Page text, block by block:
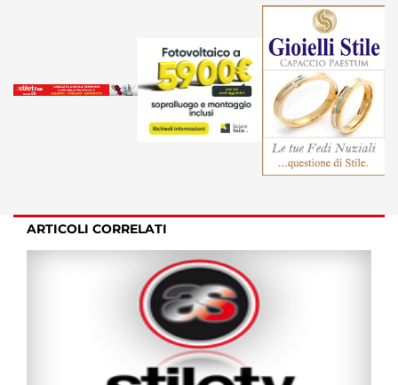
ARTICOLI CORRELATI